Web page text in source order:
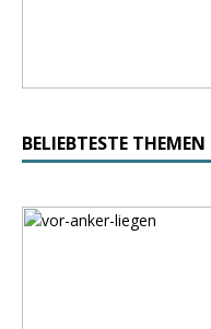
BELIEBTESTE THEMEN